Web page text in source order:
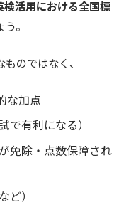
検活用における全国標
。
のではなく、
な加点
で有利になる）
免除・点数保障され
ど）